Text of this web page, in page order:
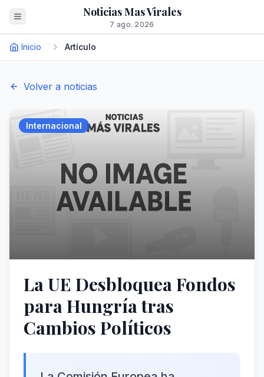
Noticias Mas Virales
7 ago. 2026
Inicio Artículo
Volver a noticias
Internacional
La UE Desbloquea Fondos
para Hungría tras
Cambios Políticos